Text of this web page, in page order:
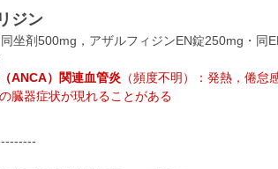
ジン
坐剤500mg，アザルフィジンEN錠250mg・
ANCA）関連血管炎 （頻度不明）：発熱，倦怠
臓器症状が現れることがある